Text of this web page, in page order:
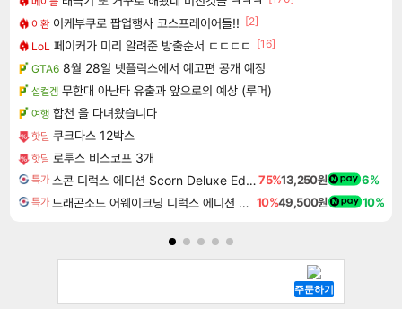
이환 이케부쿠로 팝업행사 코스프레이어들!! [2]
LoL 페이커가 미리 알려준 방출순서 ㄷㄷㄷㄷ [16]
GTA6 8월 28일 넷플릭스에서 예고편 공개 예정
섭컬겜 무한대 아난타 유출과 앞으로의 예상 (루머)
여행 합천 을 다녀왔습니다
핫딜 쿠크다스 12박스
핫딜 로투스 비스코프 3개
특가 스콘 디럭스 에디션 Scorn Deluxe Edition75%13,250원 6%
특가 드래곤소드 어웨이크닝 디럭스 에디션 DragonSword Awakening Deluxe Edition 10%49,500원 10%